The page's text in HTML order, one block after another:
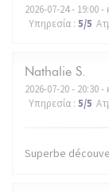
2026-07-24- 19:00 -
Υπηρεσία : 5/5
Nathalie S
2026-07-20- 20:30 -
Υπηρεσία : 5/5
Superbe